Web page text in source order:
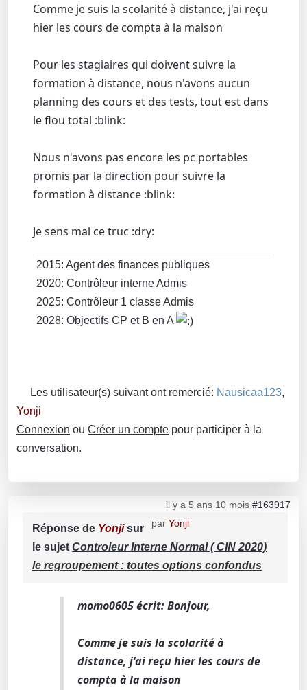
Comme je suis la scolarité à distance, j'ai reçu
hier les cours de compta à la maison
Pour les stagiaires qui doivent suivre la
formation à distance, nous n'avons aucun
planning des cours et des tests, tout est dans
le flou total :blink:
Nous n'avons pas encore les pc portables
promis par la direction pour suivre la
formation à distance :blink:
Je sens mal ce truc :dry:
2015: Agent des finances publiques
2020: Contrôleur interne Admis
2025: Contrôleur 1 classe Admis
2028: Objectifs CP et B en A
Les utilisateur(s) suivant ont remercié: Nausicaa123,
Yonji
Connexion ou Créer un compte pour participer à la
conversation.
il y a 5 ans 10 mois #163917
par Yonji
Réponse de Yonjisur
le sujet Controleur Interne Normal ( CIN 2020)
le regroupement : toutes options confondus
momo0605 écrit: Bonjour,
Comme je suis la scolarité à
distance, j'ai reçu hier les cours de
compta à la maison